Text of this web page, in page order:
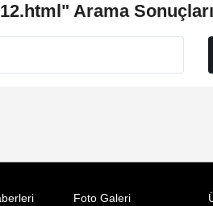
Arama Sonuçları
Foto Galeri